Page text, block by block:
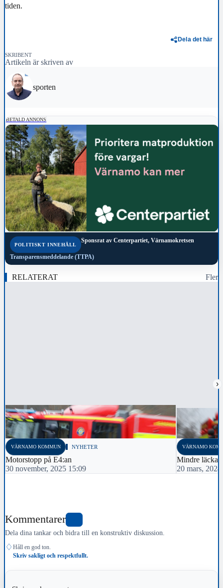
tiden.
Dela det här
SKRIBENT
Artikeln är skriven av
sporten
BETALD ANNONS
POLITISKT INNEHÅLL
Sponsrat av Centerpartiet, Värnamokretsen
Transparensmeddelande (TTPA)
RELATERAT Fler
›
VÄRNAMO KOMMUN NYHETER
Motorstopp på E4:an
30 november, 2025 15:09
VÄRNAMO
Mindre
20 mars,
Kommentarer
Dela dina tankar och bidra till en konstruktiv diskussion.
♢ Håll en god ton.
Skriv sakligt och respektfullt.